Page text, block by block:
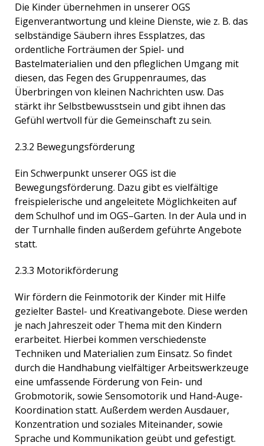
Die Kinder übernehmen in unserer OGS
Eigenverantwortung und kleine Dienste, wie z. B. das
selbständige Säubern ihres Essplatzes, das
ordentliche Forträumen der Spiel- und
Bastelmaterialien und den pfleglichen Umgang mit
diesen, das Fegen des Gruppenraumes, das
Überbringen von kleinen Nachrichten usw. Das
stärkt ihr Selbstbewusstsein und gibt ihnen das
Gefühl wertvoll für die Gemeinschaft zu sein.
2.3.2 Bewegungsförderung
Ein Schwerpunkt unserer OGS ist die
Bewegungsförderung. Dazu gibt es vielfältige
freispielerische und angeleitete Möglichkeiten auf
dem Schulhof und im OGS–Garten. In der Aula und in
der Turnhalle finden außerdem geführte Angebote
statt.
2.3.3 Motorikförderung
Wir fördern die Feinmotorik der Kinder mit Hilfe
gezielter Bastel- und Kreativangebote. Diese werden
je nach Jahreszeit oder Thema mit den Kindern
erarbeitet. Hierbei kommen verschiedenste
Techniken und Materialien zum Einsatz. So findet
durch die Handhabung vielfältiger Arbeitswerkzeuge
eine umfassende Förderung von Fein- und
Grobmotorik, sowie Sensomotorik und Hand-Auge-
Koordination statt. Außerdem werden Ausdauer,
Konzentration und soziales Miteinander, sowie
Sprache und Kommunikation geübt und gefestigt.